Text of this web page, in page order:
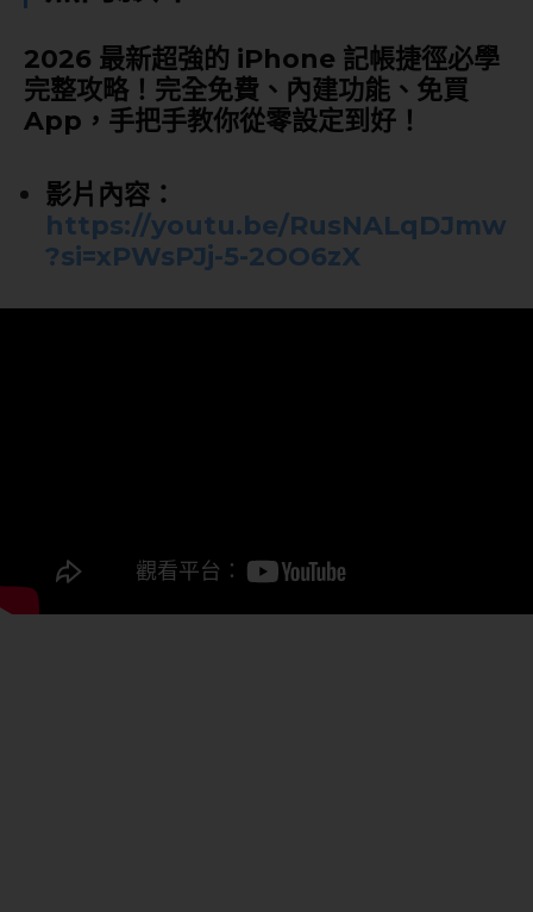
2026 最新超強的 iPhone 記帳捷徑必學
完整攻略！完全免費、內建功能、免買
App，手把手教你從零設定到好！
影片內容：
https://youtu.be/RusNALqDJmw
?si=xPWsPJj-5-2OO6zX